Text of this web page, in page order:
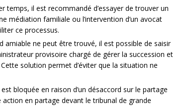
temps, il est recommandé d’essayer de trouver un
médiation familiale ou l’intervention d’un avocat
ce processus.
amiable ne peut être trouvé, il est possible de saisir
provisoire chargé de gérer la succession et
solution permet d’éviter que la situation ne
bloquée en raison d’un désaccord sur le partage
en partage devant le tribunal de grande